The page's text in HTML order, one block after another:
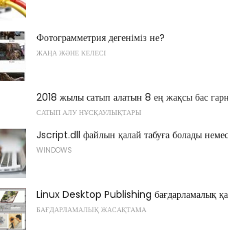
Фотограмметрия дегеніміз не?
ЖАҢА ЖӘНЕ КЕЛЕСІ
2018 жылы сатып алатын 8 ең жақсы бас
САТЫП АЛУ НҰСҚАУЛЫҚТАРЫ
Jscript.dll файлын қалай табуға болады
WINDOWS
Linux Desktop Publishing бағдарламалық
БАҒДАРЛАМАЛЫҚ ЖАСАҚТАМА